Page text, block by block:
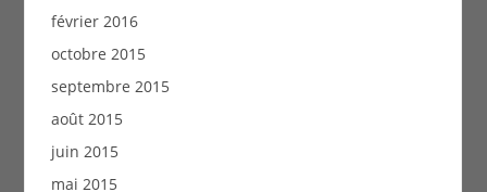
février 2016
octobre 2015
septembre 2015
août 2015
juin 2015
mai 2015